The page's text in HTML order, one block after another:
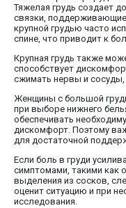
Тяжелая грудь создает
связки,
крупной грудью часто
спине, что приводит к
Крупная грудь также
способствует
сжимать нервы и
Женщины с большой
при выборе нижнего
обеспечивать
дискомфорт. Поэтому
для достаточной
Если боль в груди
симптомами, такими как
выделения из сосков,
оценит ситуацию и при
исследования.